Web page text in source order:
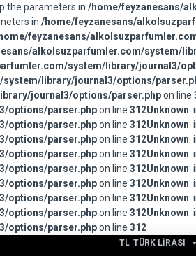
the parameters in /home/feyzanesans/
in /home/feyzanesans/
feyzanesans/
alkolsuzparfumler.com/system/
system/library/journal3/
library/journal3/options/
journal3/options/parser.phpon line
options/parser.phpon line 312Unknown:
options/parser.phpon line 312Unknown:
options/parser.phpon line 312Unknown:
options/parser.phpon line 312Unknown:
options/parser.phpon line 312Unknown:
options/parser.phpon line 312Unknown:
options/parser.phpon line 312Unknown:
options/parser.phpon line 312Unknown:
options/parser.phpon line 312
TL TÜRK LIRASI